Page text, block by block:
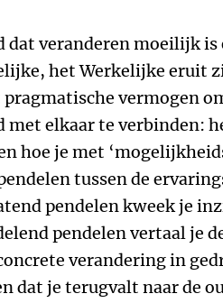
dat veranderen moeilijk is
het Werkelijke eruit
vermogen
elkaar te verbinden:
hoe je met
tussen de
pendelen kweek je
pendelen vertaal je
verandering in
dat je terugvalt naar de